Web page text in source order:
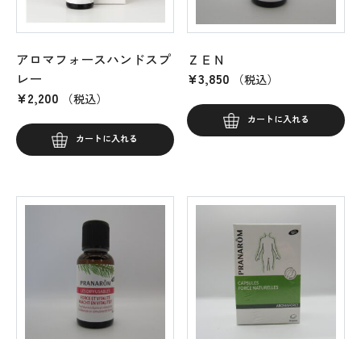
アロマフォースハンドスプ
レー
¥2,200 （税込）
カートに入れる
ＺＥＮ
¥3,850 （税込）
カートに入れる